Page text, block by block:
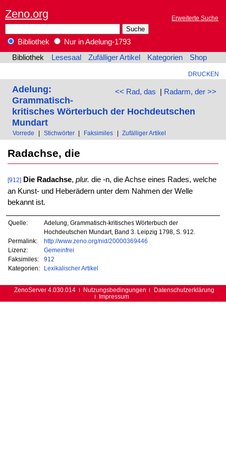
Zeno.org Erweiterte Suche
Bibliothek
Nur in Adelung-1793
Bibliothek
Lesesaal Zufälliger Artikel Kategorien Shop
DRUCKEN
<< Rad, das | Radarm, der >>
Adelung:
Grammatisch-
kritisches Wörterbuch der Hochdeutschen
Mundart
Vorrede Stichwörter Faksimiles Zufälliger Artikel
Radachse, die
[912] Die Radachse, plur. die -n, die Achse eines Rades, welche
an Kunst- und Heberädern unter dem Nahmen der Welle
bekannt ist.
Quelle:
Adelung, Grammatisch-kritisches Wörterbuch der
Hochdeutschen Mundart, Band 3. Leipzig 1798, S. 912.
Permalink:
http://www.zeno.org/nid/20000369446
Lizenz:
Gemeinfrei
Faksimiles:
912
Kategorien:
Lexikalischer Artikel
ZenoServer 4.030.014 Nutzungsbedingungen
Datenschutzerklärung
Impressum